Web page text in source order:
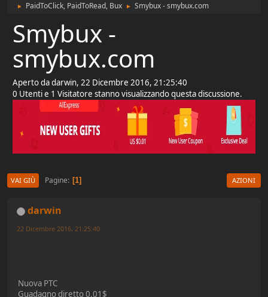
► PaidToClick, PaidToRead, Bux ► Smybux - smybux.com
Smybux -
smybux.com
Aperto da darwin, 22 Dicembre 2016, 21:25:40
0 Utenti e 1 Visitatore stanno visualizzando questa discussione.
VAI GIÙ Pagine 1 AZIONI
darwin
22 Dicembre 2016, 21:25:40
Nuova PTC
Guadagno diretto 0,01$